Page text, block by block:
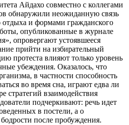
Айдахо совместно с коллегами
обнаружили неожиданную связь
и формами гражданского
опубликованные в журнале
опровергают устоявшееся
прийти на избирательный
протеста влияют только уровень
убеждения. Оказалось, что
в частности способность
во время сна, играют едва ли
стратегий взаимодействия
подчеркивают: речь идет
в постели, а о
после пробуждения.